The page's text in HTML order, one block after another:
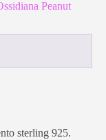
Peanut
sterling 925.